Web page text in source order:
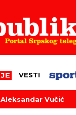
VESTI
Aleksandar Vučić